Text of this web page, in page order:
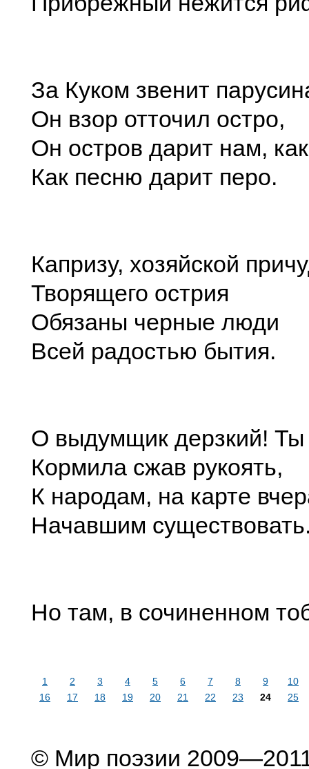
За Куком звенит
Он взор отточил остро,
Он остров дарит нам,
Как песню дарит перо.
Капризу, хозяйской
Творящего острия
Обязаны черные люди
Всей радостью бытия.
О выдумщик дерзкий!
Кормила сжав рукоять,
К народам, на карте
Начавшим
Но там, в сочиненном
1 2 3 4 5 6 7 8 9
10
16
17 18 19 20 21 22 23 24 25
© Мир поэзии